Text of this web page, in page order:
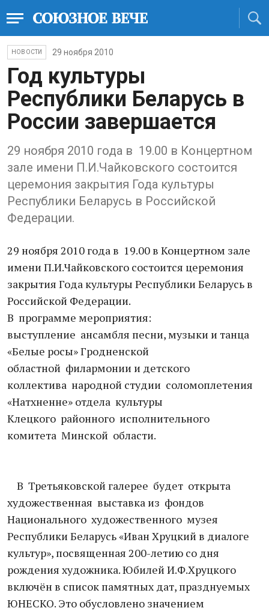
НОВОСТИ 29 ноября 2010
Год культуры
Республики Беларусь в
России завершается
29 ноября 2010 года в 19.00 в Концертном
зале имени П.И.Чайковского состоится
церемония закрытия Года культуры
Республики Беларусь в Российской
Федерации.
29 ноября 2010 года в 19.00 в Концертном зале
имени П.И.Чайковского состоится церемония
закрытия Года культуры Республики Беларусь в
Российской Федерации.
В программе мероприятия:
выступление ансамбля песни, музыки и танца
«Белые росы» Гродненской
областной филармонии и детского
коллектива народной студии соломоплетения
«Натхненне» отдела культуры
Клецкого районного исполнительного
комитета Минской области.
В Третьяковской галерее будет открыта
художественная выставка из фондов
Национального художественного музея
Республики Беларусь «Иван Хруцкий в диалоге
культур», посвященная 200-летию со дня
рождения художника. Юбилей И.Ф.Хруцкого
включён в список памятных дат, празднуемых
ЮНЕСКО. Это обусловлено значением